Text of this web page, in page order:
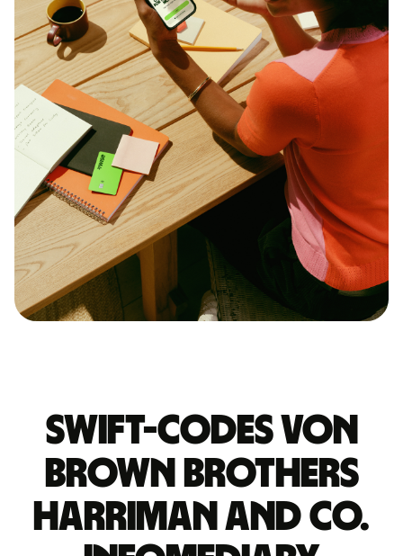
Swift-Codes von
BROWN BROTHERS
HARRIMAN AND CO.